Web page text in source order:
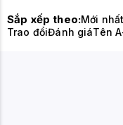
Sắp xếp theo:Mới nhất
Trao đổiĐánh giáTên